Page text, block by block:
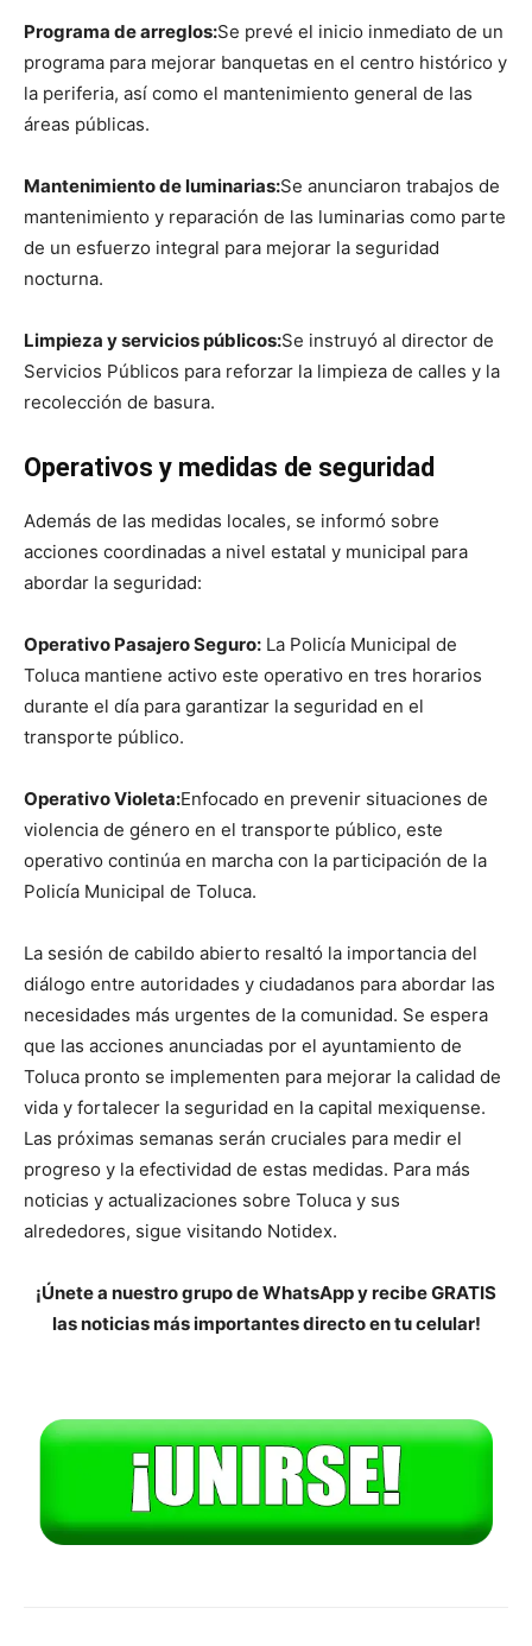
Programa de arreglos:Se prevé el inicio inmediato de un
programa para mejorar banquetas en el centro histórico y
la periferia, así como el mantenimiento general de las
áreas públicas.
Mantenimiento de luminarias:Se anunciaron trabajos de
mantenimiento y reparación de las luminarias como parte
de un esfuerzo integral para mejorar la seguridad
nocturna.
Limpieza y servicios públicos:Se instruyó al director de
Servicios Públicos para reforzar la limpieza de calles y la
recolección de basura.
Operativos y medidas de seguridad
Además de las medidas locales, se informó sobre
acciones coordinadas a nivel estatal y municipal para
abordar la seguridad:
Operativo Pasajero Seguro: La Policía Municipal de
Toluca mantiene activo este operativo en tres horarios
durante el día para garantizar la seguridad en el
transporte público.
Operativo Violeta:Enfocado en prevenir situaciones de
violencia de género en el transporte público, este
operativo continúa en marcha con la participación de la
Policía Municipal de Toluca.
La sesión de cabildo abierto resaltó la importancia del
diálogo entre autoridades y ciudadanos para abordar las
necesidades más urgentes de la comunidad. Se espera
que las acciones anunciadas por el ayuntamiento de
Toluca pronto se implementen para mejorar la calidad de
vida y fortalecer la seguridad en la capital mexiquense.
Las próximas semanas serán cruciales para medir el
progreso y la efectividad de estas medidas. Para más
noticias y actualizaciones sobre Toluca y sus
alrededores, sigue visitando Notidex.
¡Únete a nuestro grupo de WhatsApp y recibe GRATIS
las noticias más importantes directo en tu celular!